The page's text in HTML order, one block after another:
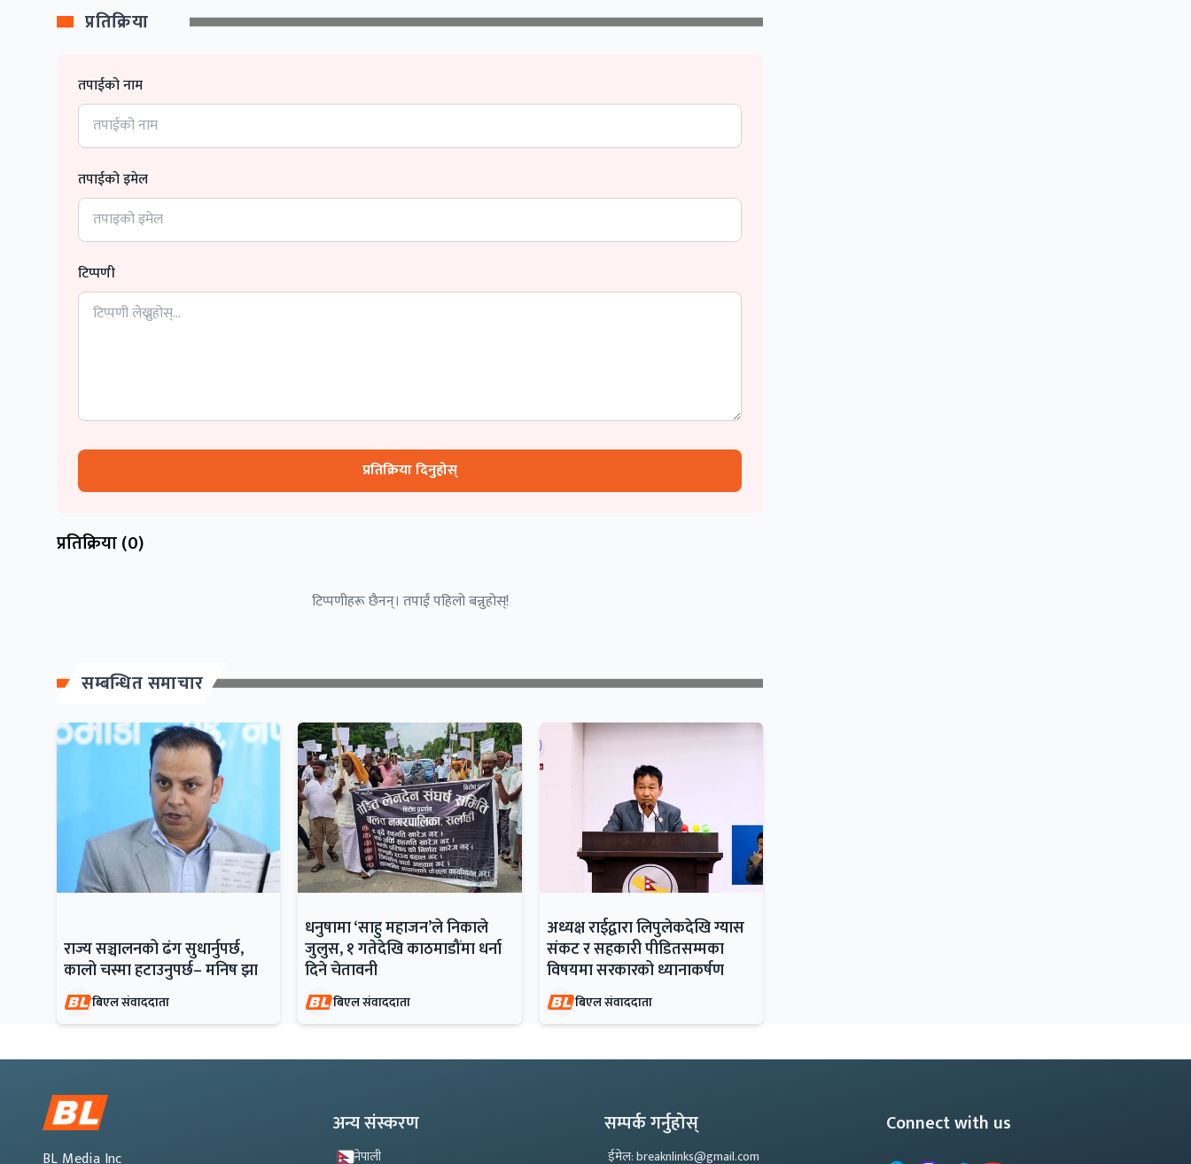
प्रतिक्रिया
तपाईको नाम
तपाईको इमेल
टिप्पणी
प्रतिक्रिया दिनुहोस्
प्रतिक्रिया (0)
टिप्पणीहरू छैनन्। तपाईं पहिलो बन्नुहोस्!
सम्बन्धित समाचार
राज्य सञ्चालनको ढंग सुधार्नुपर्छ,
कालो चस्मा हटाउनुपर्छ– मनिष झा
बिएल संवाददाता
धनुषामा ‘साहु महाजन’ले निकाले
जुलुस, १ गतेदेखि काठमाडौंमा धर्ना
दिने चेतावनी
बिएल संवाददाता
अध्यक्ष राईद्वारा लिपुलेकदेखि ग्यास
संकट र सहकारी पीडितसम्मका
विषयमा सरकारको ध्यानाकर्षण
बिएल संवाददाता
BL Media Inc
अन्य संस्करण
नेपाली
सम्पर्क गर्नुहोस्
ईमेल: breaknlinks@gmail.com
Connect with us